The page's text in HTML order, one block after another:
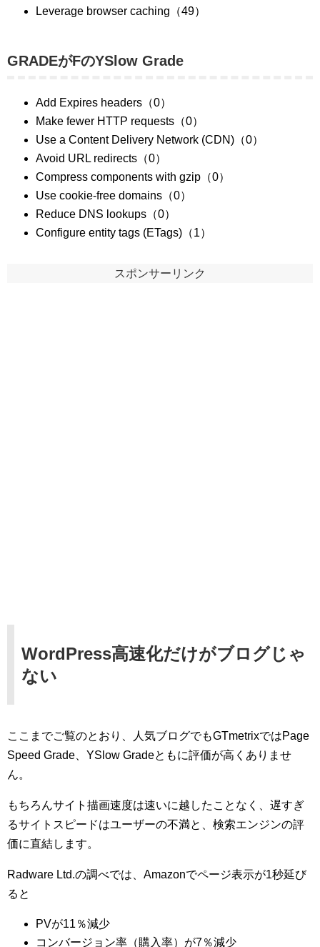
Leverage browser caching（49）
GRADEがFのYSlow Grade
Add Expires headers（0）
Make fewer HTTP requests（0）
Use a Content Delivery Network (CDN)（0）
Avoid URL redirects（0）
Compress components with gzip（0）
Use cookie-free domains（0）
Reduce DNS lookups（0）
Configure entity tags (ETags)（1）
スポンサーリンク
WordPress高速化だけがブログじゃ
ない
ここまでご覧のとおり、人気ブログでもGTmetrixではPage
Speed Grade、YSlow Gradeともに評価が高くありませ
ん。
もちろんサイト描画速度は速いに越したことなく、遅すぎ
るサイトスピードはユーザーの不満と、検索エンジンの評
価に直結します。
Radware Ltd.の調べでは、Amazonでページ表示が1秒延び
ると
PVが11％減少
コンバージョン率（購入率）が7％減少